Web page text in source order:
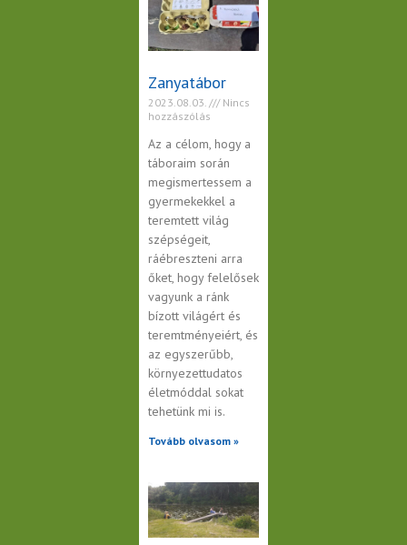
Zanyatábor
2023.08.03.
Nincs
hozzászólás
Az a célom, hogy a
táboraim során
megismertessem a
gyermekekkel a
teremtett világ
szépségeit,
ráébreszteni arra
őket, hogy felelősek
vagyunk a ránk
bízott világért és
teremtményeiért, és
az egyszerűbb,
környezettudatos
életmóddal sokat
tehetünk mi is.
Tovább olvasom »